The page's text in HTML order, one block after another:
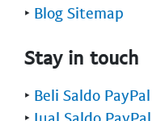
‣ Blog Sitemap
Stay in touch
‣ Beli Saldo PayPal